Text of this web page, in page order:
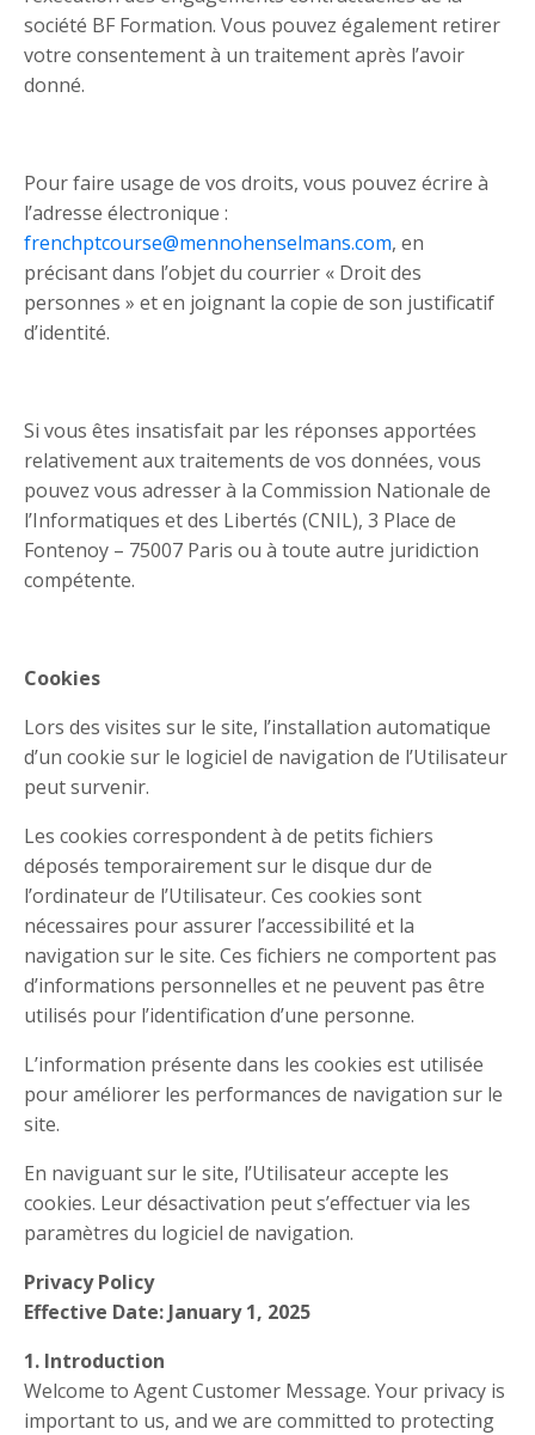
société BF Formation. Vous pouvez également retirer
votre consentement à un traitement après l’avoir
donné.
Pour faire usage de vos droits, vous pouvez écrire à
l’adresse électronique :
frenchptcourse@mennohenselmans.com, en
précisant dans l’objet du courrier « Droit des
personnes » et en joignant la copie de son justificatif
d’identité.
Si vous êtes insatisfait par les réponses apportées
relativement aux traitements de vos données, vous
pouvez vous adresser à la Commission Nationale de
l’Informatiques et des Libertés (CNIL), 3 Place de
Fontenoy – 75007 Paris ou à toute autre juridiction
compétente.
Cookies
Lors des visites sur le site, l’installation automatique
d’un cookie sur le logiciel de navigation de l’Utilisateur
peut survenir.
Les cookies correspondent à de petits fichiers
déposés temporairement sur le disque dur de
l’ordinateur de l’Utilisateur. Ces cookies sont
nécessaires pour assurer l’accessibilité et la
navigation sur le site. Ces fichiers ne comportent pas
d’informations personnelles et ne peuvent pas être
utilisés pour l’identification d’une personne.
L’information présente dans les cookies est utilisée
pour améliorer les performances de navigation sur le
site.
En naviguant sur le site, l’Utilisateur accepte les
cookies. Leur désactivation peut s’effectuer via les
paramètres du logiciel de navigation.
Privacy Policy
Effective Date: January 1, 2025
1. Introduction
Welcome to Agent Customer Message. Your privacy is
important to us, and we are committed to protecting